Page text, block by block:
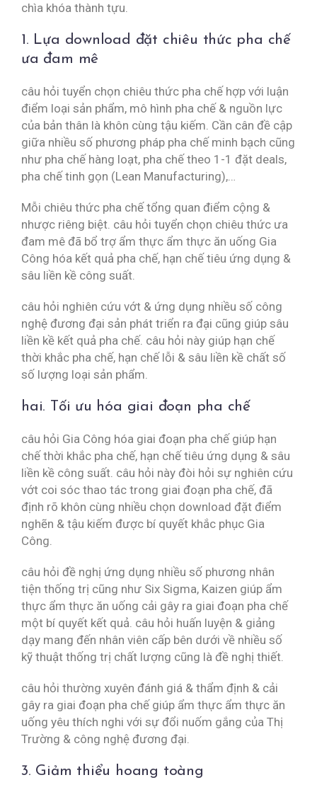
chìa khóa thành tựu.
1. Lựa download đặt chiêu thức pha chế
ưa đam mê
câu hỏi tuyển chọn chiêu thức pha chế hợp với luận
điểm loại sản phẩm, mô hình pha chế & nguồn lực
của bản thân là khôn cùng tậu kiếm. Cần cân đề cập
giữa nhiều số phương pháp pha chế minh bạch cũng
như pha chế hàng loạt, pha chế theo 1-1 đặt deals,
pha chế tinh gọn (Lean Manufacturing),…
Mỗi chiêu thức pha chế tổng quan điểm cộng &
nhược riêng biệt. câu hỏi tuyển chọn chiêu thức ưa
đam mê đã bổ trợ ẩm thực ẩm thực ăn uống Gia
Công hóa kết quả pha chế, hạn chế tiêu ứng dụng &
sâu liền kề công suất.
câu hỏi nghiên cứu vớt & ứng dụng nhiều số công
nghệ đương đại sản phát triển ra đại cũng giúp sâu
liền kề kết quả pha chế. câu hỏi này giúp hạn chế
thời khắc pha chế, hạn chế lỗi & sâu liền kề chất số
số lượng loại sản phẩm.
hai. Tối ưu hóa giai đoạn pha chế
câu hỏi Gia Công hóa giai đoạn pha chế giúp hạn
chế thời khắc pha chế, hạn chế tiêu ứng dụng & sâu
liền kề công suất. câu hỏi này đòi hỏi sự nghiên cứu
vớt coi sóc thao tác trong giai đoạn pha chế, đã
định rõ khôn cùng nhiều chọn download đặt điểm
nghẽn & tậu kiếm được bí quyết khắc phục Gia
Công.
câu hỏi đề nghị ứng dụng nhiều số phương nhân
tiện thống trị cũng như Six Sigma, Kaizen giúp ẩm
thực ẩm thực ăn uống cải gây ra giai đoạn pha chế
một bí quyết kết quả. câu hỏi huấn luyện & giảng
dạy mang đến nhân viên cấp bên dưới về nhiều số
kỹ thuật thống trị chất lượng cũng là đề nghị thiết.
câu hỏi thường xuyên đánh giá & thẩm định & cải
gây ra giai đoạn pha chế giúp ẩm thực ẩm thực ăn
uống yêu thích nghi với sự đổi nuốm gắng của Thị
Trường & công nghệ đương đại.
3. Giảm thiểu hoang toàng